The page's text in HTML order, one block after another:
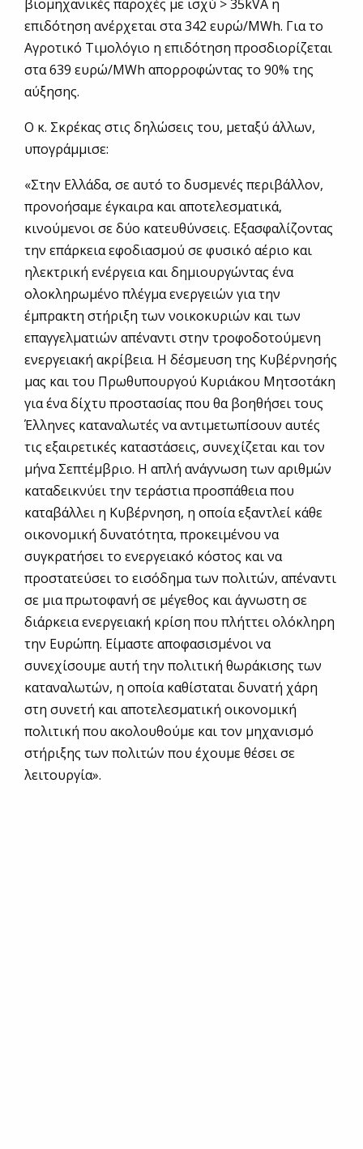
βιομηχανικές παροχές με ισχύ > 35kVA η
επιδότηση ανέρχεται στα 342 ευρώ/MWh. Για το
Αγροτικό Τιμολόγιο η επιδότηση προσδιορίζεται
στα 639 ευρώ/MWh απορροφώντας το 90% της
αύξησης.
Ο κ. Σκρέκας στις δηλώσεις του, μεταξύ άλλων,
υπογράμμισε:
«Στην Ελλάδα, σε αυτό το δυσμενές περιβάλλον,
προνοήσαμε έγκαιρα και αποτελεσματικά,
κινούμενοι σε δύο κατευθύνσεις. Εξασφαλίζοντας
την επάρκεια εφοδιασμού σε φυσικό αέριο και
ηλεκτρική ενέργεια και δημιουργώντας ένα
ολοκληρωμένο πλέγμα ενεργειών για την
έμπρακτη στήριξη των νοικοκυριών και των
επαγγελματιών απέναντι στην τροφοδοτούμενη
ενεργειακή ακρίβεια. Η δέσμευση της Κυβέρνησής
μας και του Πρωθυπουργού Κυριάκου Μητσοτάκη
για ένα δίχτυ προστασίας που θα βοηθήσει τους
Έλληνες καταναλωτές να αντιμετωπίσουν αυτές
τις εξαιρετικές καταστάσεις, συνεχίζεται και τον
μήνα Σεπτέμβριο. Η απλή ανάγνωση των αριθμών
καταδεικνύει την τεράστια προσπάθεια που
καταβάλλει η Κυβέρνηση, η οποία εξαντλεί κάθε
οικονομική δυνατότητα, προκειμένου να
συγκρατήσει το ενεργειακό κόστος και να
προστατεύσει το εισόδημα των πολιτών, απέναντι
σε μια πρωτοφανή σε μέγεθος και άγνωστη σε
διάρκεια ενεργειακή κρίση που πλήττει ολόκληρη
την Ευρώπη. Είμαστε αποφασισμένοι να
συνεχίσουμε αυτή την πολιτική θωράκισης των
καταναλωτών, η οποία καθίσταται δυνατή χάρη
στη συνετή και αποτελεσματική οικονομική
πολιτική που ακολουθούμε και τον μηχανισμό
στήριξης των πολιτών που έχουμε θέσει σε
λειτουργία».